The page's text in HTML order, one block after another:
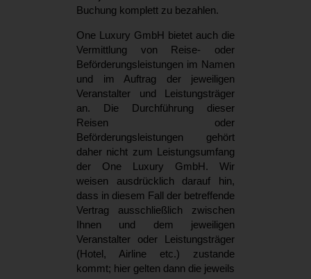
Buchung komplett zu bezahlen.
One Luxury GmbH bietet auch die
Vermittlung von Reise- oder
Beförderungsleistungen im Namen
und im Auftrag der jeweiligen
Veranstalter und Leistungsträger
an. Die Durchführung dieser
Reisen oder
Beförderungsleistungen gehört
daher nicht zum Leistungsumfang
der One Luxury GmbH. Wir
weisen ausdrücklich darauf hin,
dass in diesem Fall der betreffende
Vertrag ausschließlich zwischen
Ihnen und dem jeweiligen
Veranstalter oder Leistungsträger
(Hotel, Airline etc.) zustande
kommt; hier gelten dann die jeweils